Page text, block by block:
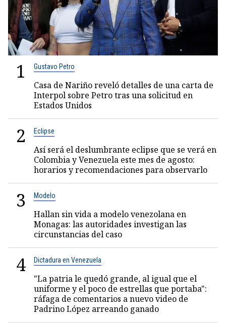
1 Gustavo Petro
Casa de Nariño reveló detalles de una carta de
Interpol sobre Petro tras una solicitud en
Estados Unidos
2 Eclipse
Así será el deslumbrante eclipse que se verá en
Colombia y Venezuela este mes de agosto:
horarios y recomendaciones para observarlo
3 Modelo
Hallan sin vida a modelo venezolana en
Monagas: las autoridades investigan las
circunstancias del caso
4 Dictadura en Venezuela
"La patria le quedó grande, al igual que el
uniforme y el poco de estrellas que portaba":
ráfaga de comentarios a nuevo video de
Padrino López arreando ganado